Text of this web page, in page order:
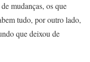
mudanças, os que
tudo, por outro lado,
que deixou de